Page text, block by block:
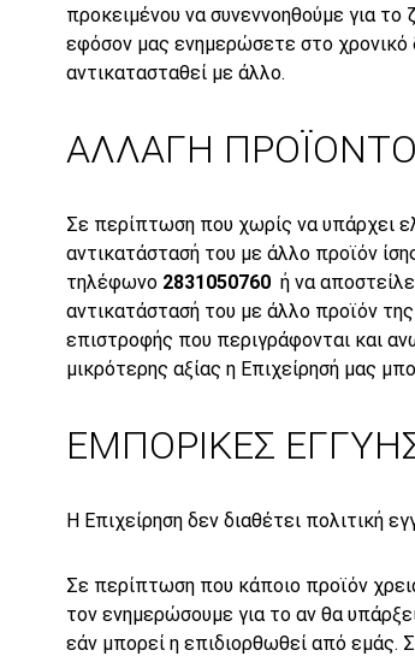
προκειμένου να συνεννοηθούμε για
εφόσον μας ενημερώσετε στο χρονικό
αντικατασταθεί με άλλο.
ΑΛΛΑΓΗ
Σε περίπτωση που χωρίς να υπάρχει
αντικατάστασή του με άλλο προϊόν
τηλέφωνο 2831050760 ή να
αντικατάστασή του με άλλο προϊόν
επιστροφής που περιγράφονται και
μικρότερης αξίας η Επιχείρησή μας
ΕΜΠΟΡΙΚΕΣ
Η Επιχείρηση δεν διαθέτει πολιτική
Σε περίπτωση που κάποιο προϊόν
τον ενημερώσουμε για το αν θα
εάν μπορεί η επιδιορθωθεί από εμάς.